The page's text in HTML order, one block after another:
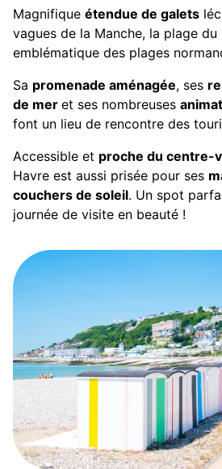
Magnifique étendue de galets
vagues de la Manche, la plage du
emblématique des plages
Sa promenade aménagée, ses
de mer et ses nombreuses
font un lieu de rencontre des
Accessible et proche du centre-
Havre est aussi prisée pour ses
couchers de soleil. Un spot
journée de visite en beauté !